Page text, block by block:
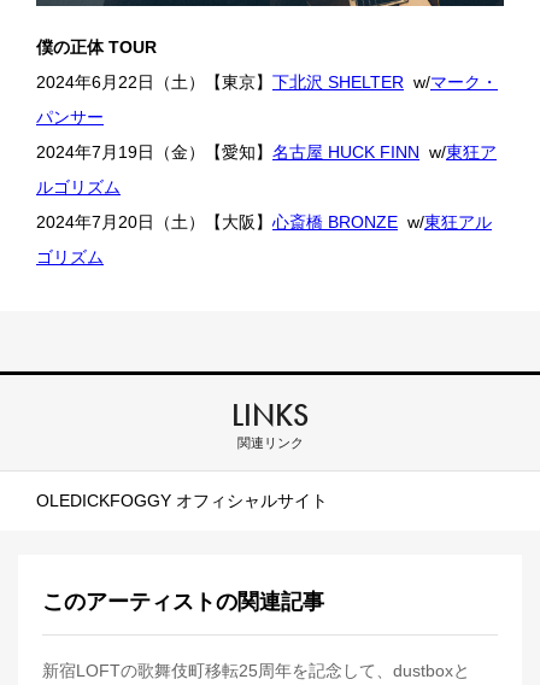
僕の正体 TOUR
2024年6月22日（土）【東京】 下北沢 SHELTER w/マーク・
パンサー
2024年7月19日（金）【愛知】 名古屋 HUCK FINN w/東狂ア
ルゴリズム
2024年7月20日（土）【大阪】 心斎橋 BRONZE w/東狂アル
ゴリズム
LINKS
関連リンク
OLEDICKFOGGY オフィシャルサイト
このアーティストの関連記事
新宿LOFTの歌舞伎町移転25周年を記念して、dustboxと